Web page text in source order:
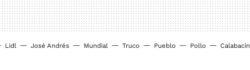
Lidl José Andrés Mundial Truco Pueblo Pollo Calabacín